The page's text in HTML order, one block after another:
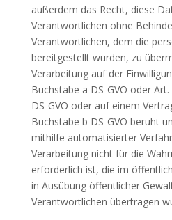
außerdem das Recht, diese
Verantwortlichen ohne
Verantwortlichen, dem die
bereitgestellt wurden, zu
Verarbeitung auf der
Buchstabe a DS-GVO oder
DS-GVO oder auf einem
Buchstabe b DS-GVO beruht
mithilfe automatisierter
Verarbeitung nicht für die
erforderlich ist, die im
in Ausübung öffentlicher
Verantwortlichen übertragen